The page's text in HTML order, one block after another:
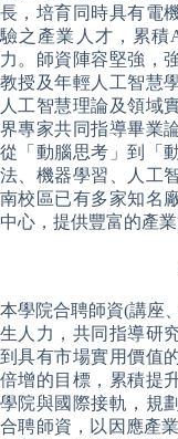
長，培育同時具有電
驗之產業人才，累積
力。師資陣容堅強，
教授及年輕人工智慧
人工智慧理論及領域
界專家共同指導畢業
從「動腦思考」到「
法、機器學習、人工
南校區已有多家知名
中心，提供豐富的產
本學院合聘師資(講座
生人力，共同指導研
到具有市場實用價值
倍增的目標，累積提
學院與國際接軌，規
合聘師資，以因應產